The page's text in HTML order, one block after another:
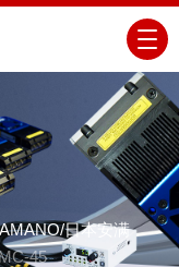
AMANO/日本安满
45